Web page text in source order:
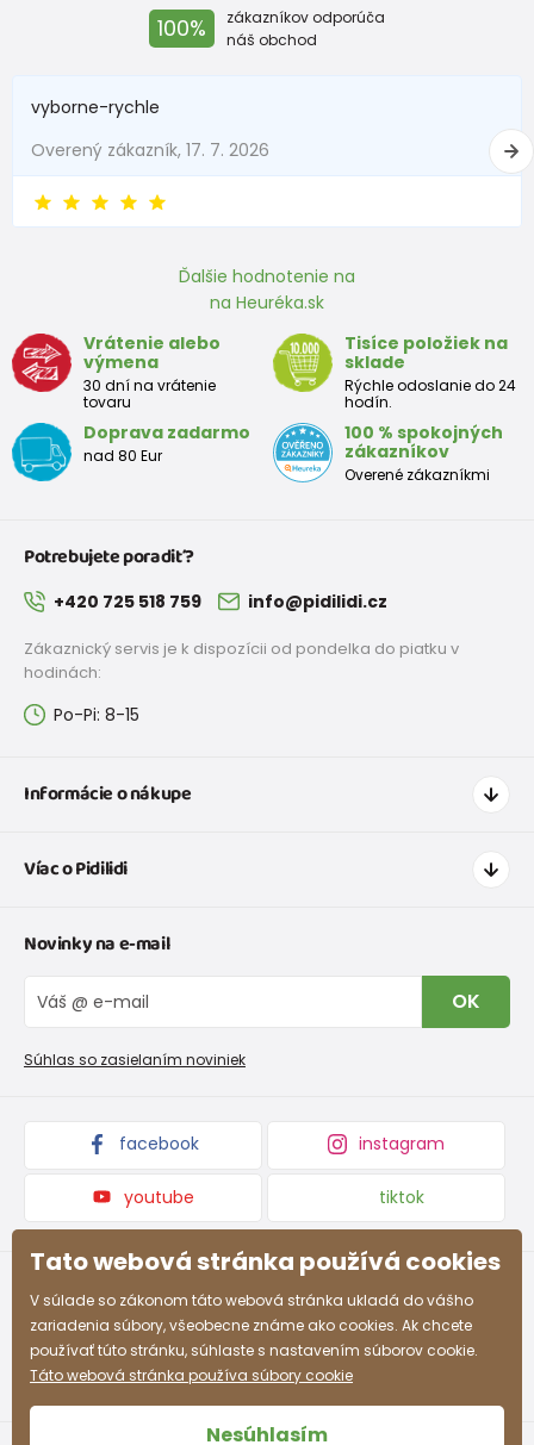
100%
zákazníkov odporúča
náš obchod
vyborne-rychle
Overený zákazník, 17. 7. 2026
Ďalšie hodnotenie na
na Heuréka.sk
Vrátenie alebo
výmena
30 dní na vrátenie
tovaru
Tisíce položiek na
sklade
Rýchle odoslanie do 24
hodín.
Doprava zadarmo
nad 80 Eur
100 % spokojných
zákazníkov
Overené zákazníkmi
Potrebujete poradiť?
+420 725 518 759 info@pidilidi.cz
Zákaznický servis je k dispozícii od pondelka do piatku v
hodinách:
Po-Pi: 8-15
Informácie o nákupe
Doprava a platba
Tabuľka veľkostí obuvi
Vrátenie tovaru a reklamacie
Reklamačný poriadok
Víac o Pidilidi
O nás
Blog
Veľkoobchod PiDiLiDi
Kolekcie tovaru
Novinky na e-mail
OK
Súhlas so zasielaním noviniek
facebook instagram
youtube tiktok
Tato webová stránka používá cookies
V súlade so zákonom táto webová stránka ukladá do vášho
zariadenia súbory, všeobecne známe ako cookies. Ak chcete
používať túto stránku, súhlaste s nastavením súborov cookie.
Táto webová stránka používa súbory cookie
Nesúhlasím